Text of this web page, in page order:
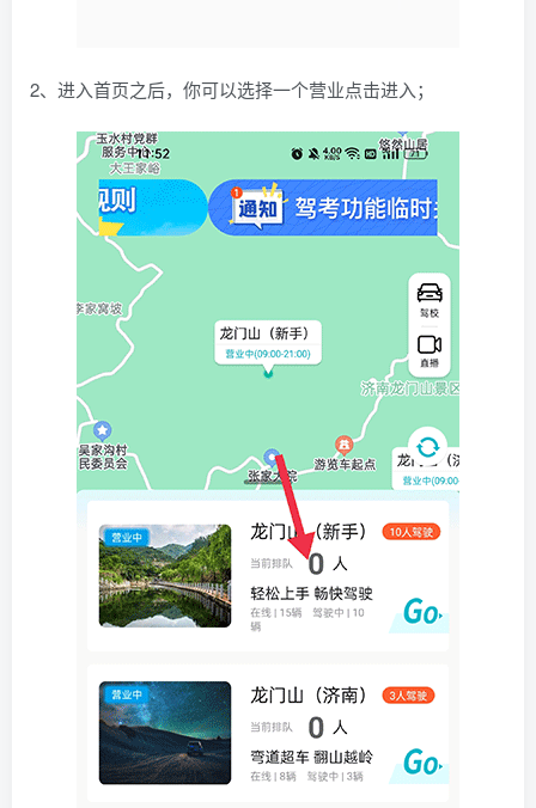
2、进入首页之后，你可以选择一个营业点击进入；